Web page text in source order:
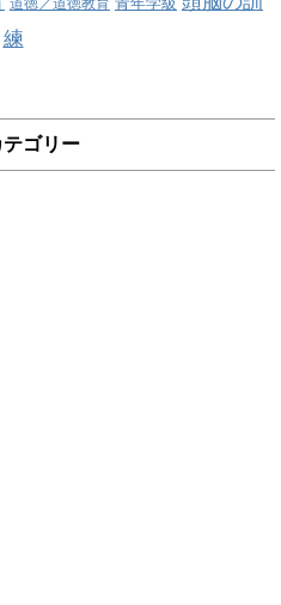
道徳／道徳教育
練
ゴリー